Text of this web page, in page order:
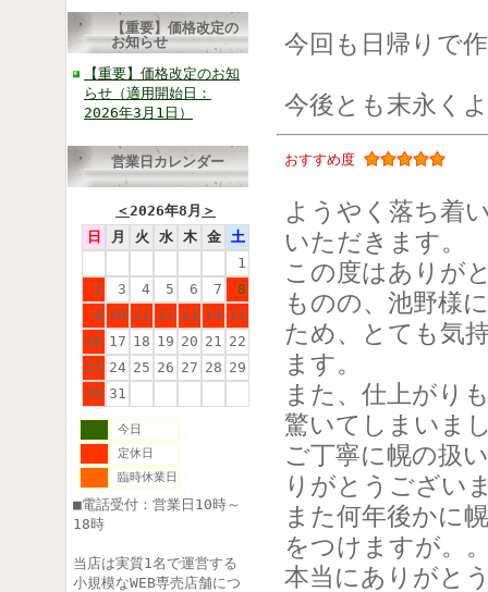
【重要】価格改定の
お知らせ
【重要】価格改定のお知
らせ（適用開始日：
2026年3月1日）
営業日カレンダー
＜2026年8月 ＞
日
月 火 水 木 金
土
1
2
3 4 5 6 7
8
9 10 11 12 13 14 15
16 17 18 19 20 21 22
23 24 25 26 27 28 29
30 31
今日
定休日
臨時休業日
■電話受付：営業日10時～
18時
当店は実質1名で運営する
小規模なWEB専売店舗につ
今回も日帰りで
今後とも末永く
おすすめ度
ようやく落ち着
いただきます。
この度はありが
ものの、池野様
ため、とても気
ます。
また、仕上がり
驚いてしまいま
ご丁寧に幌の扱
りがとうござい
また何年後かに
をつけますが。
本当にありがと